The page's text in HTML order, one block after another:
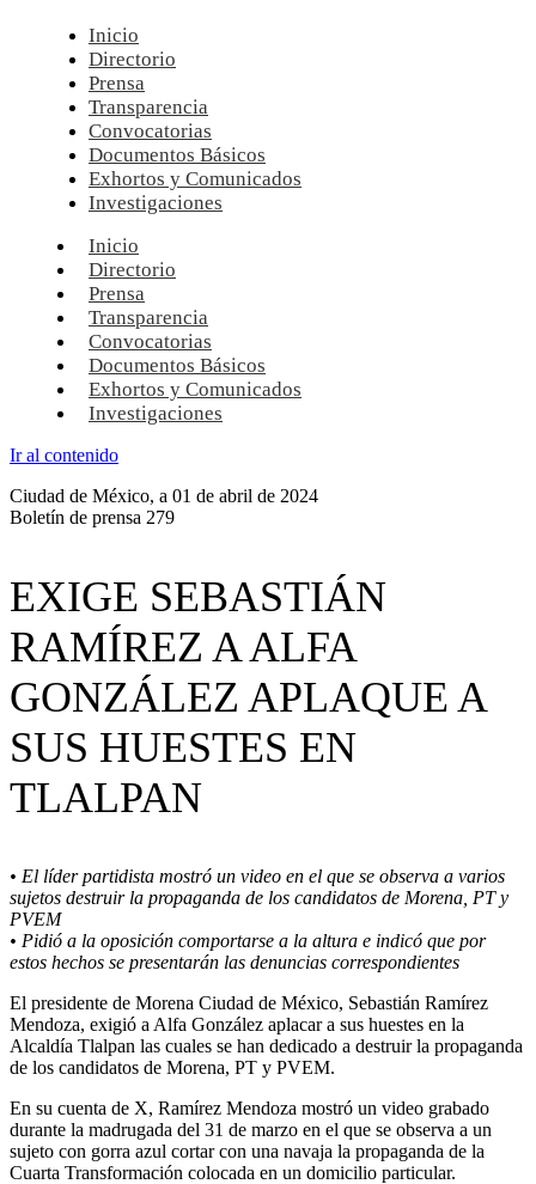
Inicio
Directorio
Prensa
Transparencia
Convocatorias
Documentos Básicos
Exhortos y Comunicados
Investigaciones
Inicio
Directorio
Prensa
Transparencia
Convocatorias
Documentos Básicos
Exhortos y Comunicados
Investigaciones
Ir al contenido
Ciudad de México, a 01 de abril de 2024
Boletín de prensa 279
EXIGE SEBASTIÁN
RAMÍREZ A ALFA
GONZÁLEZ APLAQUE A
SUS HUESTES EN
TLALPAN
• El líder partidista mostró un video en el que se observa a varios
sujetos destruir la propaganda de los candidatos de Morena, PT y
PVEM
• Pidió a la oposición comportarse a la altura e indicó que por
estos hechos se presentarán las denuncias correspondientes
El presidente de Morena Ciudad de México, Sebastián Ramírez
Mendoza, exigió a Alfa González aplacar a sus huestes en la
Alcaldía Tlalpan las cuales se han dedicado a destruir la propaganda
de los candidatos de Morena, PT y PVEM.
En su cuenta de X, Ramírez Mendoza mostró un video grabado
durante la madrugada del 31 de marzo en el que se observa a un
sujeto con gorra azul cortar con una navaja la propaganda de la
Cuarta Transformación colocada en un domicilio particular.